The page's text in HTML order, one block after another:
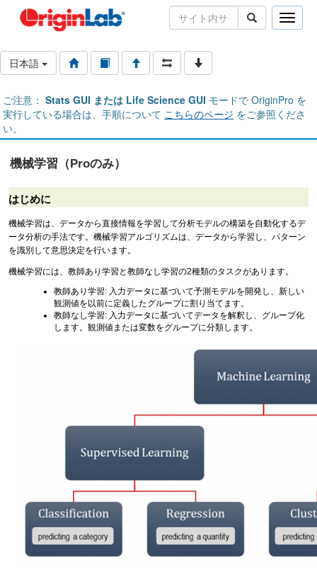
Toggle
日本語
ご注意： Stats GUI または Life Science GUI モードで OriginPro を
実行している場合は、手順について こちらのページ をご参照くださ
い。
機械学習（Proのみ）
はじめに
機械学習は、データから直接情報を学習して分析モデルの構築を自動化するデ
ータ分析の手法です。機械学習アルゴリズムは、データから学習し、パターン
を識別して意思決定を行います。
機械学習には、教師あり学習と教師なし学習の2種類のタスクがあります。
教師あり学習: 入力データに基づいて予測モデルを開発し、新しい
観測値を以前に定義したグループに割り当てます。
教師なし学習: 入力データに基づいてデータを解釈し、グループ化
します。観測値または変数をグループに分類します。